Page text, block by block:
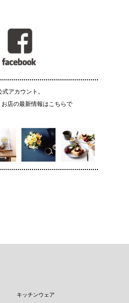
アカウント。
店の最新情報はこちらで
キッチンウェア